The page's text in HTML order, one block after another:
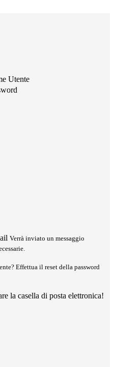
Utente
Verrà inviato un messaggio
Effettua il reset della password
la casella di posta elettronica!